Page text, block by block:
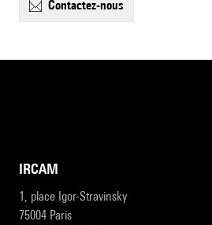
contactez-nous
IRCAM
1, place Igor-Stravinsky
75004 Paris